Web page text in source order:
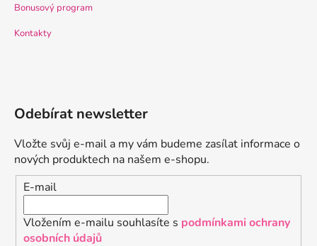
Bonusový program
Kontakty
Odebírat newsletter
Vložte svůj e-mail a my vám budeme zasílat informace o
nových produktech na našem e-shopu.
E-mail
Vložením e-mailu souhlasíte s podmínkami ochrany
osobních údajů